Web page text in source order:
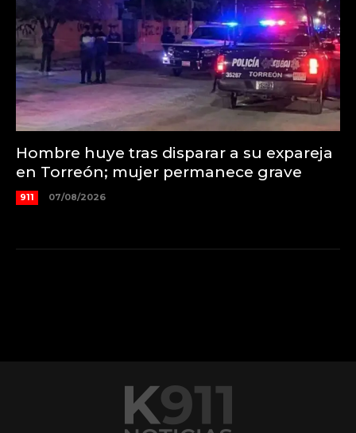
Hombre huye tras disparar a su expareja
en Torreón; mujer permanece grave
911 07/08/2026